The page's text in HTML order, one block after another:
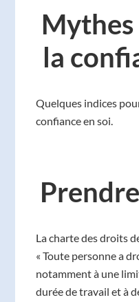
la
Quelques indices
confiance en soi.
La charte des droits
« Toute personne a
notamment à une
durée de travail et à